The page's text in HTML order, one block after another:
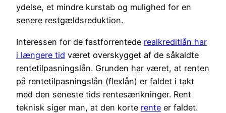
ydelse, et mindre kurstab og mulighed for en
senere restgældsreduktion.
Interessen for de fastforrentede realkreditlån har
i længere tid været overskygget af de såkaldte
rentetilpasningslån. Grunden har været, at renten
på rentetilpasningslån (flexlån) er faldet i takt
med den seneste tids rentesænkninger. Rent
teknisk siger man, at den korte rente er faldet.